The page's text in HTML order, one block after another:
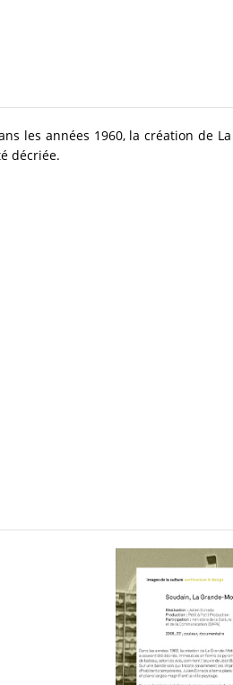
les années 1960, la création de
décriée.